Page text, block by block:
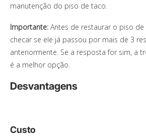
manutenção do piso de taco.
Importante: Antes de restaurar o piso de
checar se ele já passou por mais de 3
anteriormente. Se a resposta for sim, a
é a melhor opção.
Desvantagens
Custo